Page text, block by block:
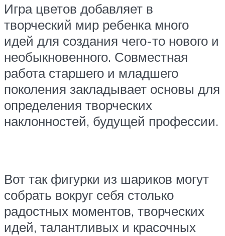
Игра цветов добавляет в
творческий мир ребенка много
идей для создания чего-то нового и
необыкновенного. Совместная
работа старшего и младшего
поколения закладывает основы для
определения творческих
наклонностей, будущей профессии.
Вот так фигурки из шариков могут
собрать вокруг себя столько
радостных моментов, творческих
идей, талантливых и красочных